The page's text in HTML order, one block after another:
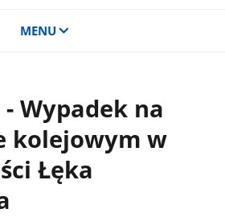
MENU
- Wypadek na
kolejowym w
Łęka